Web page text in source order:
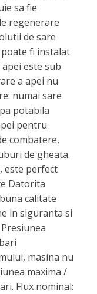
sa fie
regenerare
de sare
fi instalat
este sub
a apei nu
numai sare
potabila
pentru
combatere,
de gheata.
este perfect
Datorita
calitate
in siguranta si
masina nu
maxima /
Flux nominal: